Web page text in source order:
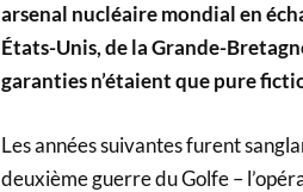
arsenal nucléaire mondial en
États-Unis, de la Grande-
garanties n’étaient que pure
Les années suivantes furent
deuxième guerre du Golfe –